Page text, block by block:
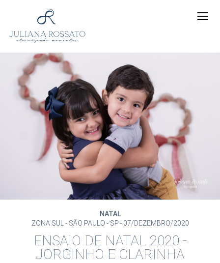
NATAL
ZONA SUL - SÃO PAULO - SP
07/DEZEMBRO/2020
ENSAIO DE NATAL 2020 -
JORGINHO E CLARINHA